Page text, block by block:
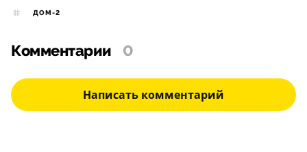
ДОМ-2
Комментарии 0
Написать комментарий